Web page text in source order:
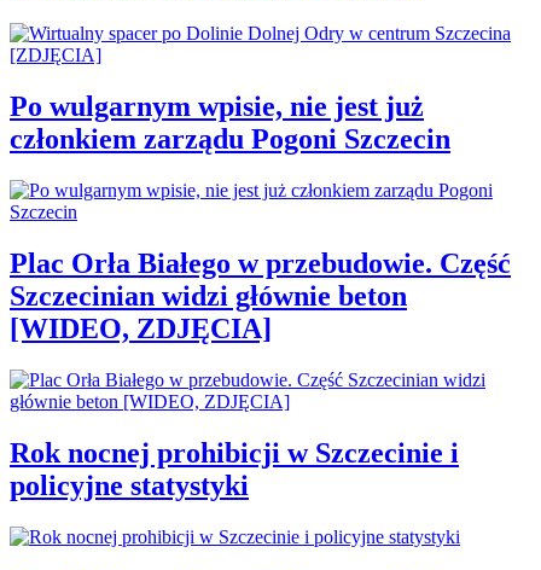
Po wulgarnym wpisie, nie jest już
członkiem zarządu Pogoni Szczecin
Plac Orła Białego w przebudowie. Część
Szczecinian widzi głównie beton
[WIDEO, ZDJĘCIA]
Rok nocnej prohibicji w Szczecinie i
policyjne statystyki